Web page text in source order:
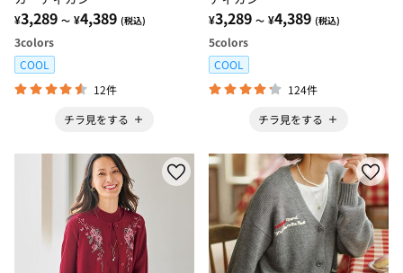
¥3,289 ～ ¥4,389 (税込)
3colors
COOL
12件
チラ見をする
¥3,289 ～ ¥4,389 (税込)
5colors
COOL
124件
チラ見をする